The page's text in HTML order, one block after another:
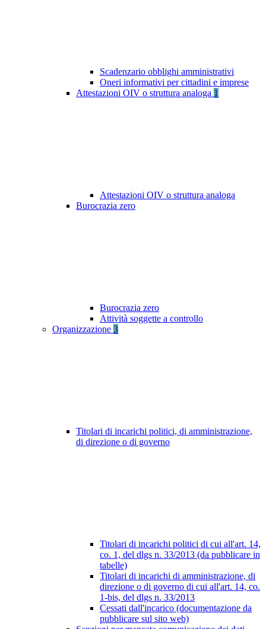
Scadenzario obblighi amministrativi
Oneri informativi per cittadini e imprese
Attestazioni OIV o struttura analoga 1
Attestazioni OIV o struttura analoga
Burocrazia zero
Burocrazia zero
Attività soggette a controllo
Organizzazione 3
Titolari di incarichi politici, di amministrazione,
di direzione o di governo
Titolari di incarichi politici di cui all'art. 14,
co. 1, del dlgs n. 33/2013 (da pubblicare in
tabelle)
Titolari di incarichi di amministrazione, di
direzione o di governo di cui all'art. 14, co.
1-bis, del dlgs n. 33/2013
Cessati dall'incarico (documentazione da
pubblicare sul sito web)